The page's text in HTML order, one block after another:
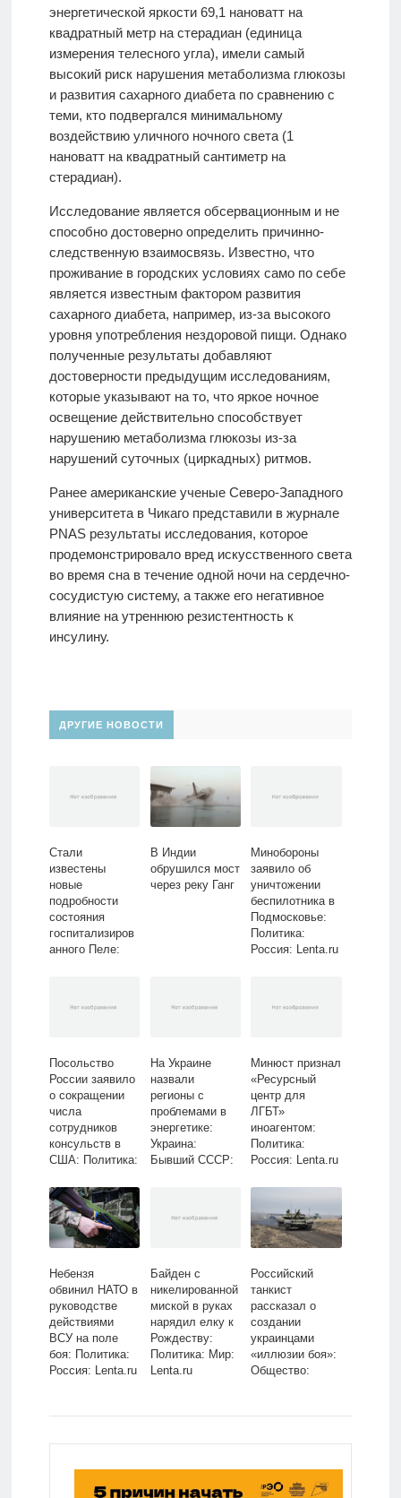
энергетической яркости 69,1 нановатт на
квадратный метр на стерадиан (единица
измерения телесного угла), имели самый
высокий риск нарушения метаболизма глюкозы
и развития сахарного диабета по сравнению с
теми, кто подвергался минимальному
воздействию уличного ночного света (1
нановатт на квадратный сантиметр на
стерадиан).
Исследование является обсервационным и не
способно достоверно определить причинно-
следственную взаимосвязь. Известно, что
проживание в городских условиях само по себе
является известным фактором развития
сахарного диабета, например, из-за высокого
уровня употребления нездоровой пищи. Однако
полученные результаты добавляют
достоверности предыдущим исследованиям,
которые указывают на то, что яркое ночное
освещение действительно способствует
нарушению метаболизма глюкозы из-за
нарушений суточных (циркадных) ритмов.
Ранее американские ученые Северо-Западного
университета в Чикаго представили в журнале
PNAS результаты исследования, которое
продемонстрировало вред искусственного света
во время сна в течение одной ночи на сердечно-
сосудистую систему, а также его негативное
влияние на утреннюю резистентность к
инсулину.
ДРУГИЕ НОВОСТИ
Стали
известены
новые
подробности
состояния
госпитализиров
анного Пеле:
В Индии
обрушился мост
через реку Ганг
Минобороны
заявило об
уничтожении
беспилотника в
Подмосковье:
Политика:
Россия: Lenta.ru
Посольство
России заявило
о сокращении
числа
сотрудников
консульств в
США: Политика:
На Украине
назвали
регионы с
проблемами в
энергетике:
Украина:
Бывший СССР:
Минюст признал
«Ресурсный
центр для
ЛГБТ»
иноагентом:
Политика:
Россия: Lenta.ru
Небензя
обвинил НАТО в
руководстве
действиями
ВСУ на поле
боя: Политика:
Россия: Lenta.ru
Байден с
никелированной
миской в руках
нарядил елку к
Рождеству:
Политика: Мир:
Lenta.ru
Российский
танкист
рассказал о
создании
украинцами
«иллюзии боя»:
Общество: